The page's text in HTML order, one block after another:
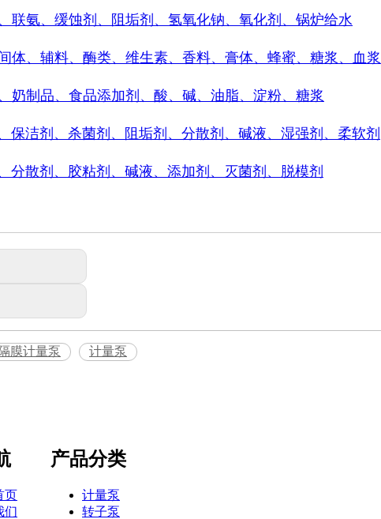
联氨、缓蚀剂、阻垢剂、氢氧化钠、氧化剂、锅炉给水
体、辅料、酶类、维生素、香料、膏体、蜂蜜、糖浆、血浆
奶制品、食品添加剂、酸、碱、油脂、淀粉、糖浆
保洁剂、杀菌剂、阻垢剂、分散剂、碱液、湿强剂、柔软剂
分散剂、胶粘剂、碱液、添加剂、灭菌剂、脱模剂
膜计量泵 计量泵
页
们
产品分类
计量泵
转子泵